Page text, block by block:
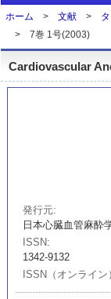
ホーム 文献
7巻 1号(2003)
Cardiovascular
発行元
日本心臓血管麻酔
ISSN
1342-9132
ISSN（オンライン